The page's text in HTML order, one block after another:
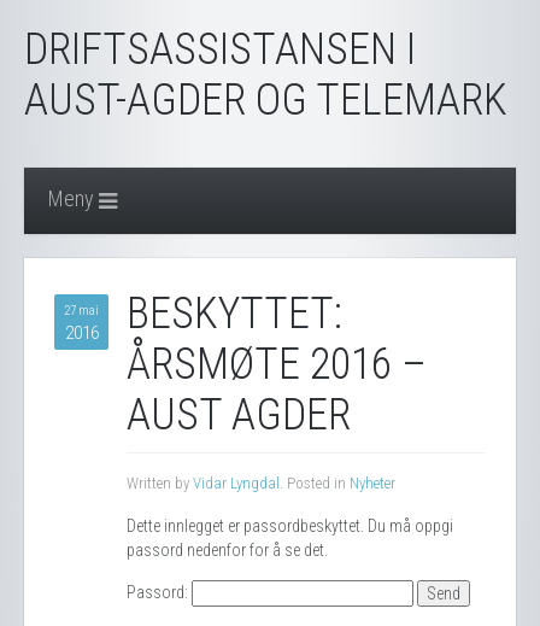
DRIFTSASSISTANSEN I
AUST-AGDER OG TELEMARK
Meny
27 mai
2016
BESKYTTET:
ÅRSMØTE 2016 –
AUST AGDER
Written by Vidar Lyngdal . Posted in Nyheter
Dette innlegget er passordbeskyttet. Du må oppgi
passord nedenfor for å se det.
Passord: